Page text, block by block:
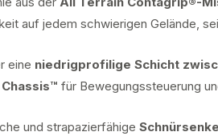
auf jedem schwierigen Gelände,
eine niedrigprofilige Schicht
für Bewegungssteuerung
und strapazierfähige